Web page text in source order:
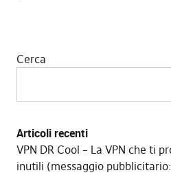
Cerca
Articoli recenti
VPN DR Cool – La VPN che ti
inutili (messaggio